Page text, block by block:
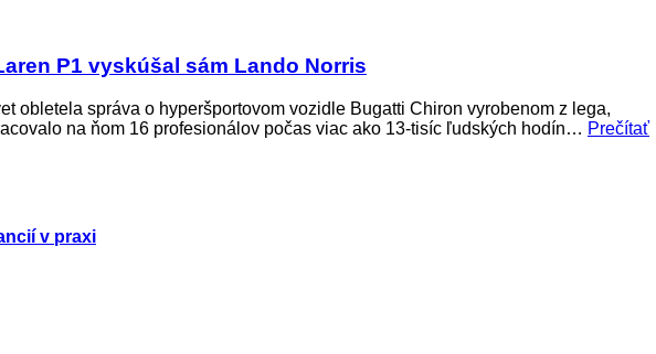
P1 vyskúšal sám Lando Norris
obletela správa o hyperšportovom vozidle Bugatti Chiron vyrobenom z lega,
na ňom 16 profesionálov počas viac ako 13-tisíc ľudských hodín… Prečítať
v praxi